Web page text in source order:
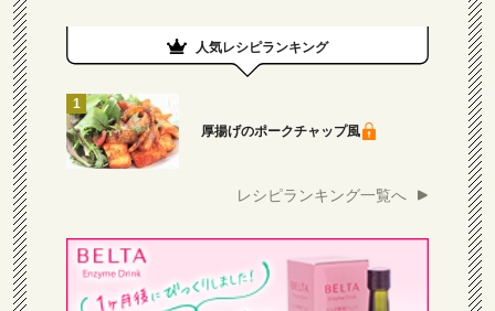
人気レシピランキング
厚揚げのポークチャップ風
レシピランキング一覧へ